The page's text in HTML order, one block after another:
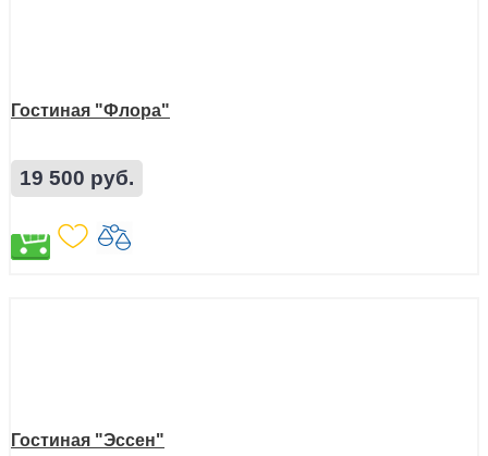
Гостиная "Флора"
19 500 руб.
Гостиная "Эссен"